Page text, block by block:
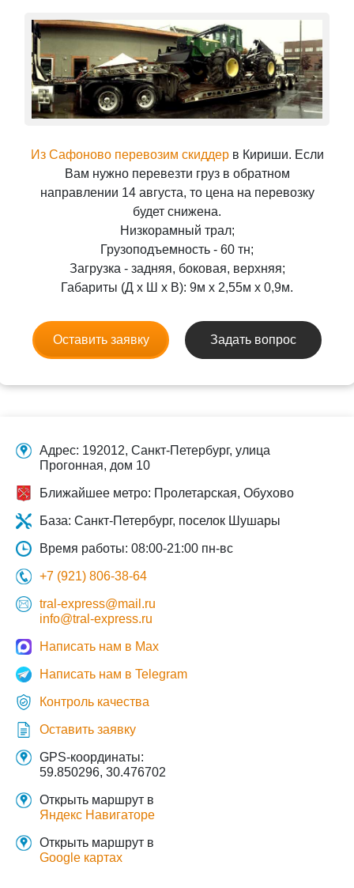
Из Сафоново перевозим скиддерв Кириши. Если
Вам нужно перевезти груз в обратном
направлении 14 августа, то цена на перевозку
будет снижена.
Низкорамный трал;
Грузоподъемность - 60 тн;
Загрузка - задняя, боковая, верхняя;
Габариты (Д x Ш x В): 9м x 2,55м x 0,9м.
Оставить заявку Задать вопрос
Адрес: 192012, Санкт-Петербург, улица
Прогонная, дом 10
Ближайшее метро: Пролетарская, Обухово
База: Санкт-Петербург, поселок Шушары
Время работы: 08:00-21:00 пн-вс
+7 (921) 806-38-64
tral-express@mail.ru
info@tral-express.ru
Написать нам в Max
Написать нам в Telegram
Контроль качества
Оставить заявку
GPS-координаты:
59.850296, 30.476702
Открыть маршрут в
Яндекс Навигаторе
Открыть маршрут в
Google картах